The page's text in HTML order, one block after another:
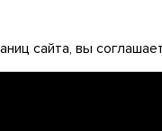
сайта, вы